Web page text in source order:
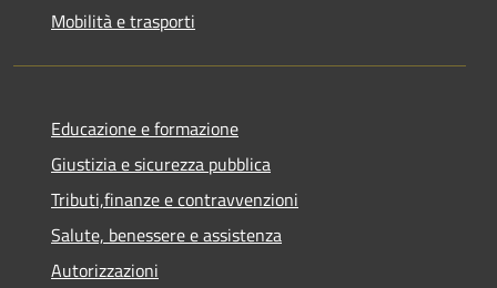
Mobilità e trasporti
Educazione e formazione
Giustizia e sicurezza pubblica
Tributi,finanze e contravvenzioni
Salute, benessere e assistenza
Autorizzazioni